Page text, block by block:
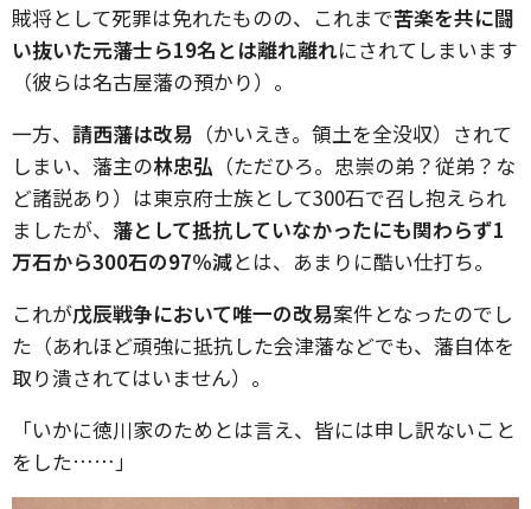
賊将として死罪は免れたものの、これまで苦楽を共に闘
い抜いた元藩士ら19名とは離れ離れにされてしまいます
（彼らは名古屋藩の預かり）。
一方、 請西藩は改易 （かいえき。領土を全没収）されて
しまい、藩主の林忠弘 （ただひろ。忠崇の弟？従弟？な
ど諸説あり）は東京府士族として300石で召し抱えられ
ましたが、 藩として抵抗していなかったにも関わらず1
万石から300石の97％減とは、あまりに酷い仕打ち。
これが戊辰戦争において唯一の改易案件となったのでし
た（あれほど頑強に抵抗した会津藩などでも、藩自体を
取り潰されてはいません）。
「いかに徳川家のためとは言え、皆には申し訳ないこと
をした……」